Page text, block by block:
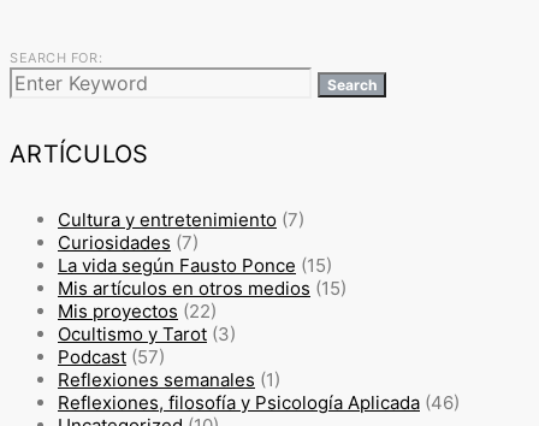
SEARCH FOR:
Search
ARTÍCULOS
Cultura y entretenimiento (7)
Curiosidades (7)
La vida según Fausto Ponce (15)
Mis artículos en otros medios (15)
Mis proyectos (22)
Ocultismo y Tarot (3)
Podcast (57)
Reflexiones semanales (1)
Reflexiones, filosofía y Psicología Aplicada (46)